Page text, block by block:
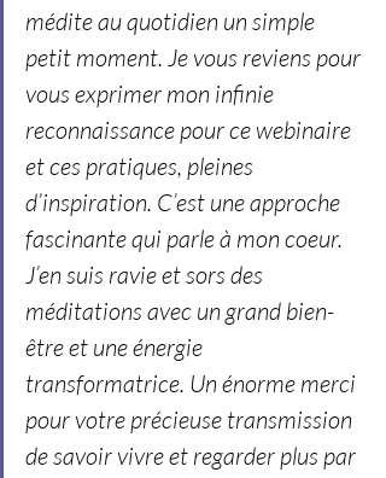
médite au quotidien un simple
petit moment. Je vous reviens pour
vous exprimer mon infinie
reconnaissance pour ce webinaire
et ces pratiques, pleines
d’inspiration. C’est une approche
fascinante qui parle à mon coeur.
J’en suis ravie et sors des
méditations avec un grand bien-
être et une énergie
transformatrice. Un énorme merci
pour votre précieuse transmission
de savoir vivre et regarder plus par